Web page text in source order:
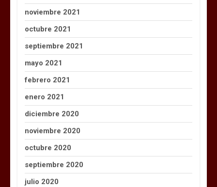
noviembre 2021
octubre 2021
septiembre 2021
mayo 2021
febrero 2021
enero 2021
diciembre 2020
noviembre 2020
octubre 2020
septiembre 2020
julio 2020